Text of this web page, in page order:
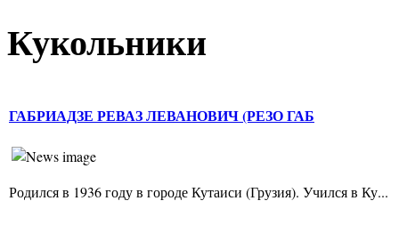
Кукольники
ГАБРИАДЗЕ РЕВАЗ ЛЕВАНОВИЧ (РЕЗО ГАБ
Родился в 1936 году в городе Кутаиси (Грузия). Учился в Ку...